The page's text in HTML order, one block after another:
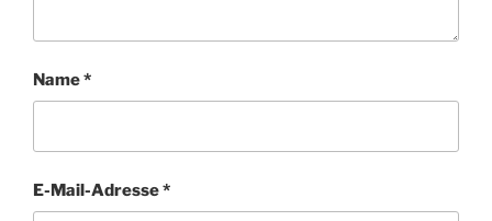
Name*
E-Mail-Adresse*